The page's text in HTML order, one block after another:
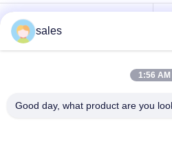
Pignons de moulin
sales
1:56 AM
Good day, what product are you